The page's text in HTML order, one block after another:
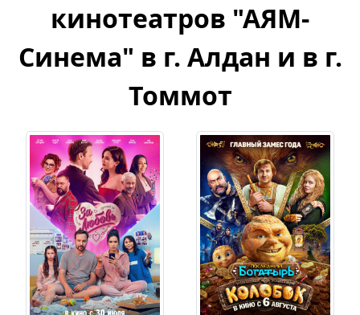
кинотеатров "АЯМ-
Синема" в г. Алдан и в г.
Томмот